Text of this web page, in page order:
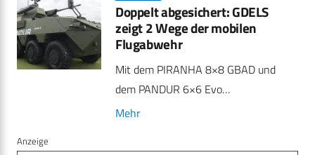
Doppelt abgesichert: GDELS
zeigt 2 Wege der mobilen
Flugabwehr
Mit dem PIRANHA 8×8 GBAD und
dem PANDUR 6×6 Evo…
Mehr
Anzeige